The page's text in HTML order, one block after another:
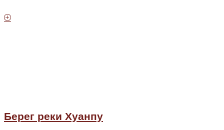
Берег реки Хуанпу